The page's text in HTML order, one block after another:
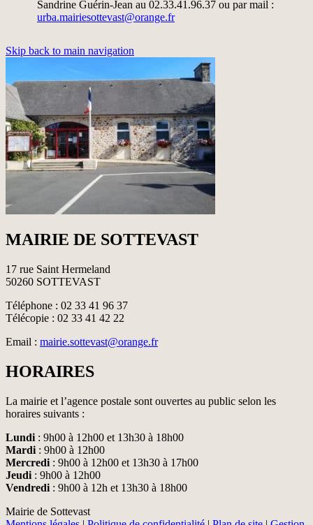
Sandrine Guérin-Jean au 02.33.41.96.37 ou par mail :
urba.mairiesottevast@orange.fr
Skip back to main navigation
MAIRIE DE SOTTEVAST
17 rue Saint Hermeland
50260 SOTTEVAST
Téléphone : 02 33 41 96 37
Télécopie : 02 33 41 42 22
Email : mairie.sottevast@orange.fr
HORAIRES
La mairie et l’agence postale sont ouvertes au public selon les
horaires suivants :
Lundi : 9h00 à 12h00 et 13h30 à 18h00
Mardi : 9h00 à 12h00
Mercredi : 9h00 à 12h00 et 13h30 à 17h00
Jeudi : 9h00 à 12h00
Vendredi : 9h00 à 12h et 13h30 à 18h00
Mairie de Sottevast